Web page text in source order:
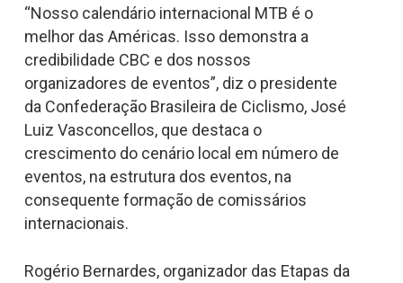
“Nosso calendário internacional MTB é o
melhor das Américas. Isso demonstra a
credibilidade CBC e dos nossos
organizadores de eventos”, diz o presidente
da Confederação Brasileira de Ciclismo, José
Luiz Vasconcellos, que destaca o
crescimento do cenário local em número de
eventos, na estrutura dos eventos, na
consequente formação de comissários
internacionais.
Rogério Bernardes, organizador das Etapas da